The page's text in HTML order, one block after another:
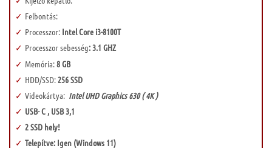
Felbontás:
Processzor:Intel Core i3-8100T
Processzor sebesség: 3.1 GHZ
Memória:8 GB
HDD/SSD:256 SSD
Videokártya: Intel UHD Graphics 630 ( 4K )
USB- C , USB 3,1
2 SSD hely!
Telepítve: Igen (Windows 11)